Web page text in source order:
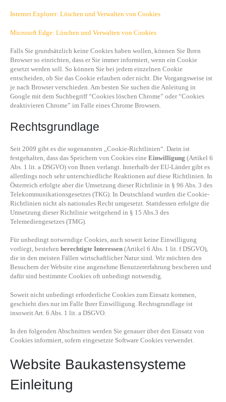
Internet Explorer: Löschen und Verwalten von Cookies
Microsoft Edge: Löschen und Verwalten von Cookies
Falls Sie grundsätzlich keine Cookies haben wollen, können Sie Ihren
Browser so einrichten, dass er Sie immer informiert, wenn ein Cookie
gesetzt werden soll. So können Sie bei jedem einzelnen Cookie
entscheiden, ob Sie das Cookie erlauben oder nicht. Die Vorgangsweise ist
je nach Browser verschieden. Am besten Sie suchen die Anleitung in
Google mit dem Suchbegriff “Cookies löschen Chrome” oder “Cookies
deaktivieren Chrome” im Falle eines Chrome Browsers.
Rechtsgrundlage
Seit 2009 gibt es die sogenannten „Cookie-Richtlinien“. Darin ist
festgehalten, dass das Speichern von Cookies eine Einwilligung (Artikel 6
Abs. 1 lit. a DSGVO) von Ihnen verlangt. Innerhalb der EU-Länder gibt es
allerdings noch sehr unterschiedliche Reaktionen auf diese Richtlinien. In
Österreich erfolgte aber die Umsetzung dieser Richtlinie in § 96 Abs. 3 des
Telekommunikationsgesetzes (TKG). In Deutschland wurden die Cookie-
Richtlinien nicht als nationales Recht umgesetzt. Stattdessen erfolgte die
Umsetzung dieser Richtlinie weitgehend in § 15 Abs.3 des
Telemediengesetzes (TMG).
Für unbedingt notwendige Cookies, auch soweit keine Einwilligung
vorliegt, bestehen berechtigte Interessen (Artikel 6 Abs. 1 lit. f DSGVO),
die in den meisten Fällen wirtschaftlicher Natur sind. Wir möchten den
Besuchern der Website eine angenehme Benutzererfahrung bescheren und
dafür sind bestimmte Cookies oft unbedingt notwendig.
Soweit nicht unbedingt erforderliche Cookies zum Einsatz kommen,
geschieht dies nur im Falle Ihrer Einwilligung. Rechtsgrundlage ist
insoweit Art. 6 Abs. 1 lit. a DSGVO.
In den folgenden Abschnitten werden Sie genauer über den Einsatz von
Cookies informiert, sofern eingesetzte Software Cookies verwendet.
Website Baukastensysteme
Einleitung